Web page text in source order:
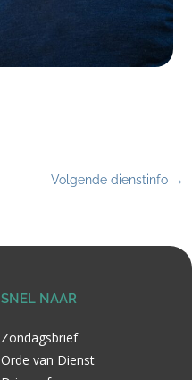
Volgende dienstinfo →
SNEL NAAR
Zondagsbrief
Orde van Dienst